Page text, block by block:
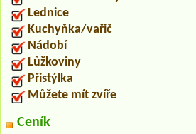
Lednice
Kuchyňka/vařič
Nádobí
Lůžkoviny
Přistýlka
Můžete mít zvíře
Ceník